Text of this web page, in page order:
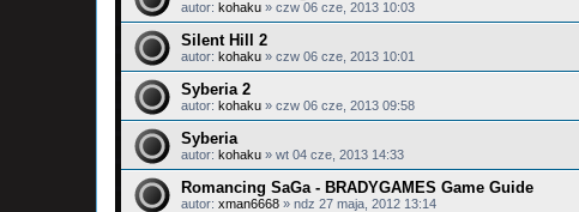
autor: kohaku » czw 06 cze, 2013 10:03
Silent Hill 2
autor: kohaku » czw 06 cze, 2013 10:01
Syberia 2
autor: kohaku » czw 06 cze, 2013 09:58
Syberia
autor: kohaku » wt 04 cze, 2013 14:33
Romancing SaGa - BRADYGAMES Game Guide
autor: xman6668 » ndz 27 maja, 2012 13:14